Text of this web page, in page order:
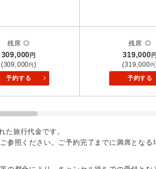
残席 ◎
309,000円
(309,000円)
予約する
残席 ◎
319,000円
(319,000円
予約する
旅行代金です。
照ください。ご予約完了までに満席となる